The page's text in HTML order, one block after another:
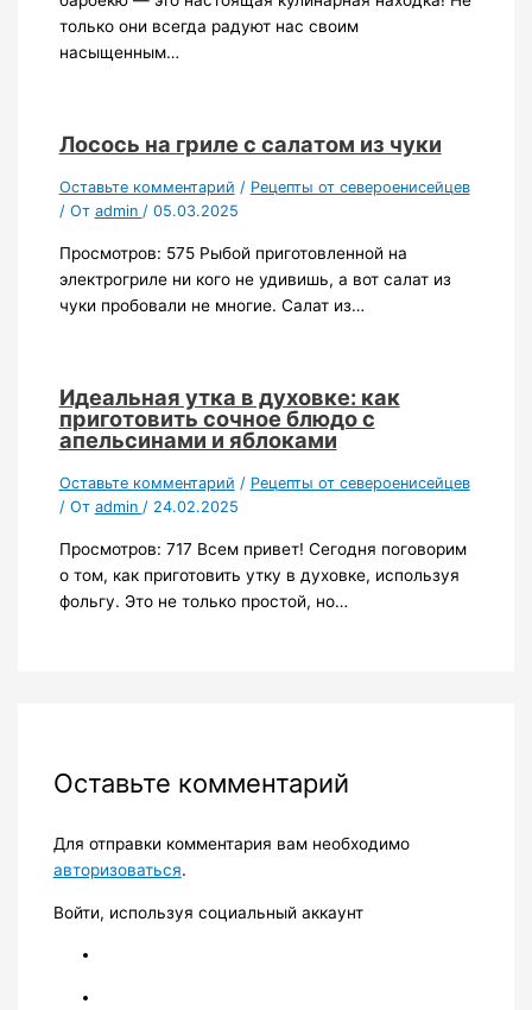
только они всегда радуют нас своим
насыщенным…
Лосось на гриле с салатом из чуки
Оставьте комментарий / Рецепты от североенисейцев
/ От admin / 05.03.2025
Просмотров: 575 Рыбой приготовленной на
электрогриле ни кого не удивишь, а вот салат из
чуки пробовали не многие. Салат из…
Идеальная утка в духовке: как
приготовить сочное блюдо с
апельсинами и яблоками
Оставьте комментарий / Рецепты от североенисейцев
/ От admin / 24.02.2025
Просмотров: 717 Всем привет! Сегодня поговорим
о том, как приготовить утку в духовке, используя
фольгу. Это не только простой, но…
Оставьте комментарий
Для отправки комментария вам необходимо
авторизоваться.
Войти, используя социальный аккаунт